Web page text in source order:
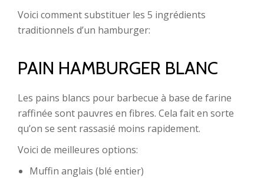
Voici comment substituer les 5 ingrédients
traditionnels d’un hamburger:
PAIN HAMBURGER BLANC
Les pains blancs pour barbecue à base de farine
raffinée sont pauvres en fibres. Cela fait en sorte
qu’on se sent rassasié moins rapidement.
Voici de meilleures options:
Muffin anglais (blé entier)